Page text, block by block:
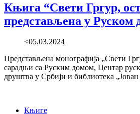
Књига “Свети Гргур,
представљена у Руском
<05.03.2024
Представљена монографија „Свети
сарадњи са Руским домом, Центар
друштва у Србији и библиотека
Књиге